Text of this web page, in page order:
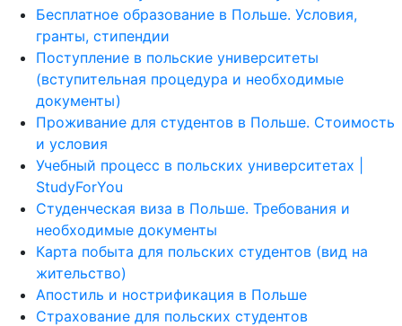
Бесплатное образование в Польше. Условия,
гранты, стипендии
Поступление в польские университеты
(вступительная процедура и необходимые
документы)
Проживание для студентов в Польше. Стоимость
и условия
Учебный процесс в польских университетах |
StudyForYou
Студенческая виза в Польше. Требования и
необходимые документы
Карта побыта для польских студентов (вид на
жительство)
Апостиль и нострификация в Польше
Страхование для польских студентов